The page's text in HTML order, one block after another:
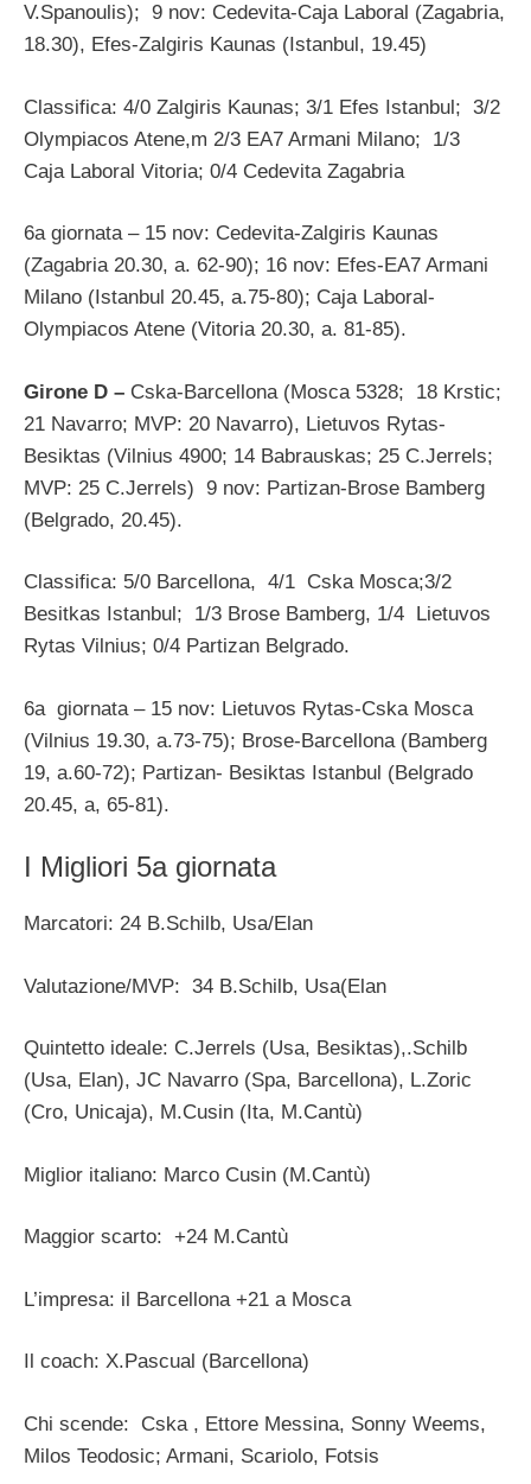
V.Spanoulis); 9 nov: Cedevita-Caja Laboral (Zagabria,
18.30), Efes-Zalgiris Kaunas (Istanbul, 19.45)
Classifica: 4/0 Zalgiris Kaunas; 3/1 Efes Istanbul; 3/2
Olympiacos Atene,m 2/3 EA7 Armani Milano; 1/3
Caja Laboral Vitoria; 0/4 Cedevita Zagabria
6a giornata – 15 nov: Cedevita-Zalgiris Kaunas
(Zagabria 20.30, a. 62-90); 16 nov: Efes-EA7 Armani
Milano (Istanbul 20.45, a.75-80); Caja Laboral-
Olympiacos Atene (Vitoria 20.30, a. 81-85).
Girone D – Cska-Barcellona (Mosca 5328; 18 Krstic;
21 Navarro; MVP: 20 Navarro), Lietuvos Rytas-
Besiktas (Vilnius 4900; 14 Babrauskas; 25 C.Jerrels;
MVP: 25 C.Jerrels) 9 nov: Partizan-Brose Bamberg
(Belgrado, 20.45).
Classifica: 5/0 Barcellona, 4/1 Cska Mosca;3/2
Besitkas Istanbul; 1/3 Brose Bamberg, 1/4 Lietuvos
Rytas Vilnius; 0/4 Partizan Belgrado.
6a giornata – 15 nov: Lietuvos Rytas-Cska Mosca
(Vilnius 19.30, a.73-75); Brose-Barcellona (Bamberg
19, a.60-72); Partizan- Besiktas Istanbul (Belgrado
20.45, a, 65-81).
I Migliori 5a giornata
Marcatori: 24 B.Schilb, Usa/Elan
Valutazione/MVP: 34 B.Schilb, Usa(Elan
Quintetto ideale: C.Jerrels (Usa, Besiktas),.Schilb
(Usa, Elan), JC Navarro (Spa, Barcellona), L.Zoric
(Cro, Unicaja), M.Cusin (Ita, M.Cantù)
Miglior italiano: Marco Cusin (M.Cantù)
Maggior scarto: +24 M.Cantù
L’impresa: il Barcellona +21 a Mosca
Il coach: X.Pascual (Barcellona)
Chi scende: Cska , Ettore Messina, Sonny Weems,
Milos Teodosic; Armani, Scariolo, Fotsis